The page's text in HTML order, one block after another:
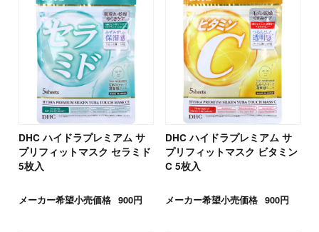
DHC ハイドラプレミアム サ
プリフィットマスク セラミド
5枚入
メーカー希望小売価格 900円
DHC ハイドラプレミアム サ
プリフィットマスク ビタミン
C 5枚入
メーカー希望小売価格 900円